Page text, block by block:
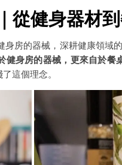
從健身器材
身房的器械，深耕健康領域
健身房的器械，更來自於餐
這個理念。